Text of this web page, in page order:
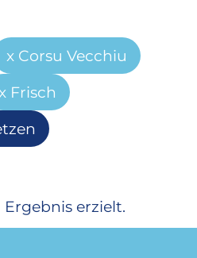
Corsu Vecchiu
Frisch
erzielt.